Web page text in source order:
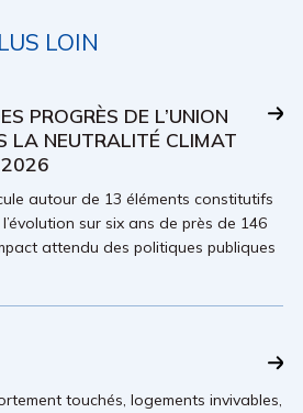
LOIN
PROGRÈS DE L’UNION
LA NEUTRALITÉ CLIMAT
2026
autour de 13 éléments constitutifs
sur six ans de près de 146
attendu des politiques publiques
touchés, logements invivables,